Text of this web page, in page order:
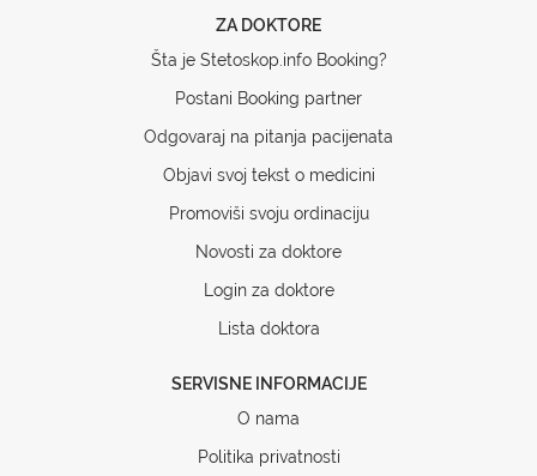
ZA DOKTORE
Šta je Stetoskop.info Booking?
Postani Booking partner
Odgovaraj na pitanja pacijenata
Objavi svoj tekst o medicini
Promoviši svoju ordinaciju
Novosti za doktore
Login za doktore
Lista doktora
SERVISNE INFORMACIJE
O nama
Politika privatnosti